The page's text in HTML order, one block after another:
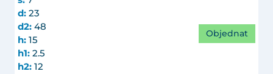
d: 23
d2: 48
h: 15
h1: 2.5
h2: 12
Objednat